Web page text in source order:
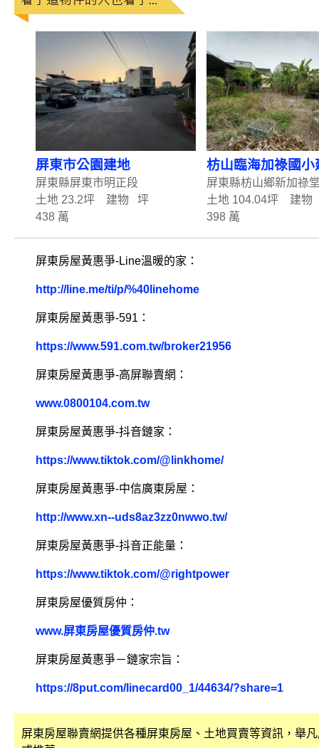
屏東市公園建地
屏東縣屏東市明正段
土地 23.2坪 建物 坪
438 萬
枋山臨海加祿國小
屏東縣枋山鄉新加祿
土地 104.04坪 建物
398 萬
屏東房屋黃惠爭-Line溫暖的家：
http://line.me/ti/p/%40linehome
屏東房屋黃惠爭-591：
https://www.591.com.tw/broker21956
屏東房屋黃惠爭-高屏聯賣網：
www.0800104.com.tw
屏東房屋黃惠爭-抖音鏈家：
https://www.tiktok.com/@linkhome/
屏東房屋黃惠爭-中信廣東房屋：
http://www.xn--uds8az3zz0nwwo.tw/
屏東房屋黃惠爭-抖音正能量：
https://www.tiktok.com/@rightpower
屏東房屋優質房仲：
www.屏東房屋優質房仲.tw
屏東房屋黃惠爭－鏈家宗旨：
https://8put.com/linecard00_1/44634/?share=1
屏東房屋聯賣網提供各種屏東房屋、土地買賣等資訊，舉